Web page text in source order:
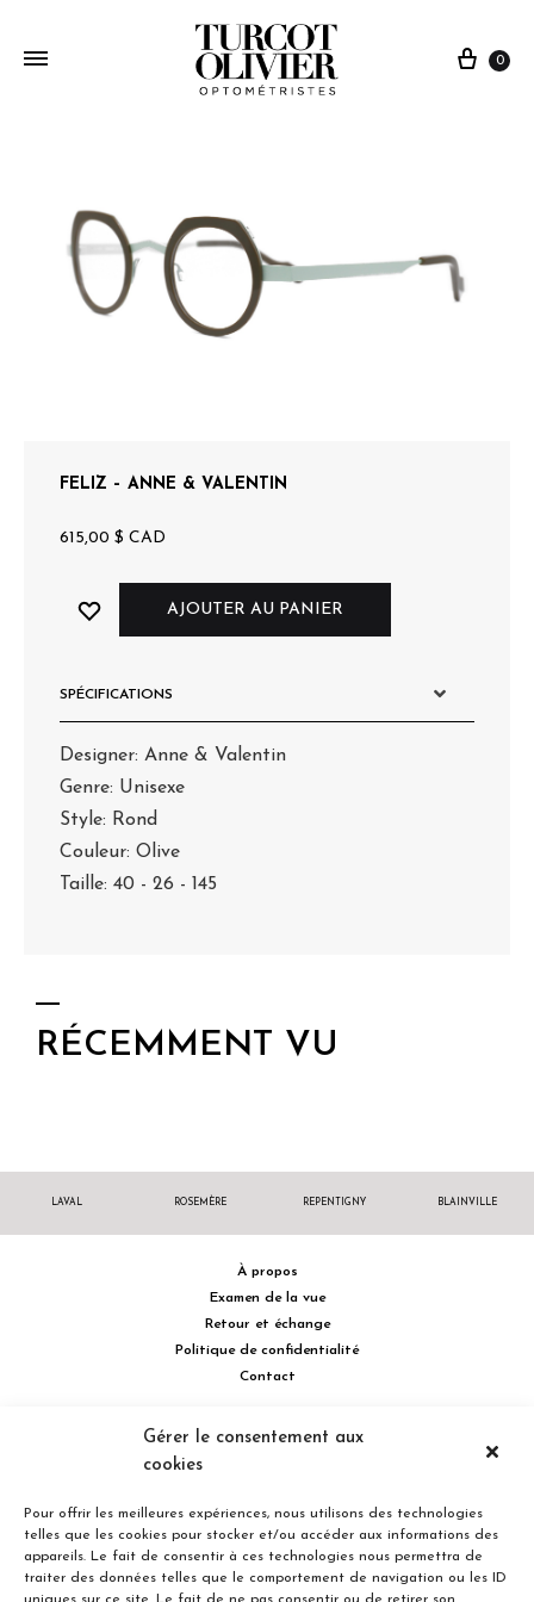
Gérer le consentement aux
cookies
Pour offrir les meilleures expériences, nous utilisons des technologies
telles que les cookies pour stocker et/ou accéder aux informations des
appareils. Le fait de consentir à ces technologies nous permettra de
traiter des données telles que le comportement de navigation ou les ID
0
FELIZ – ANNE & VALENTIN
615,00 $ CAD
AJOUTER AU PANIER
SPÉCIFICATIONS
Designer: Anne & Valentin
Genre: Unisexe
Style: Rond
Couleur: Olive
Taille: 40 - 26 - 145
RÉCEMMENT VU
LAVAL ROSEMÈRE REPENTIGNY BLAINVILLE
À propos
Examen de la vue
Retour et échange
Politique de confidentialité
Contact
514 732.0222
Concorde Est, Laval, Québec H7G 2E4 Canada